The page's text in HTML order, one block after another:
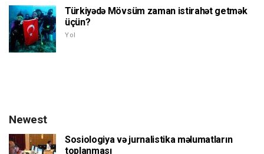
Türkiyədə Mövsüm zaman istirahət getmək
üçün?
Yol
Newest
Sosiologiya və jurnalistika məlumatların
toplanması